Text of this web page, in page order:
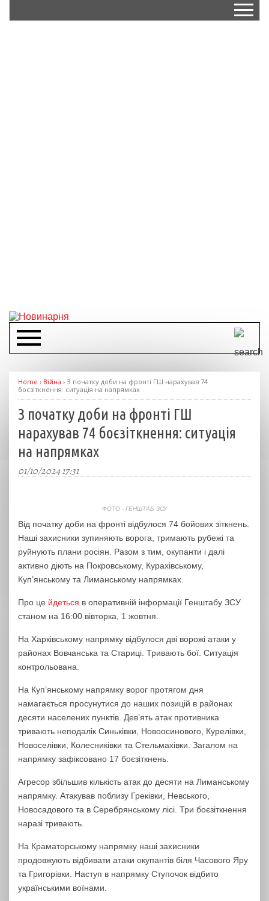
Home › Війна › З початку доби на фронті ГШ нарахував 74
боєзіткнення: ситуація на напрямках
З початку доби на фронті ГШ
нарахував 74 боєзіткнення: ситуація
на напрямках
01/10/2024 17:31
ФОТО - ГЕНШТАБ ЗСУ
Від початку доби на фронті відбулося 74 бойових зіткнень.
Наші захисники зупиняють ворога, тримають рубежі та
руйнують плани росіян. Разом з тим, окупанти і далі
активно діють на Покровському, Курахівському,
Куп’янському та Лиманському напрямках.
Про це йдеться в оперативній інформації Генштабу ЗСУ
станом на 16:00 вівторка, 1 жовтня.
На Харківському напрямку відбулося дві ворожі атаки у
районах Вовчанська та Стариці. Тривають бої. Ситуація
контрольована.
На Куп’янському напрямку ворог протягом дня
намагається просунутися до наших позицій в районах
десяти населених пунктів. Дев’ять атак противника
тривають неподалік Синьківки, Новоосинового, Курелівки,
Новоселівки, Колесниківки та Стельмахівки. Загалом на
напрямку зафіксовано 17 боєзіткнень.
Агресор збільшив кількість атак до десяти на Лиманському
напрямку. Атакував поблизу Греківки, Невського,
Новосадового та в Серебрянському лісі. Три боєзіткнення
наразі тривають.
На Краматорському напрямку наші захисники
продовжують відбивати атаки окупантів біля Часового Яру
та Григорівки. Наступ в напрямку Ступочок відбито
українськими воїнами.